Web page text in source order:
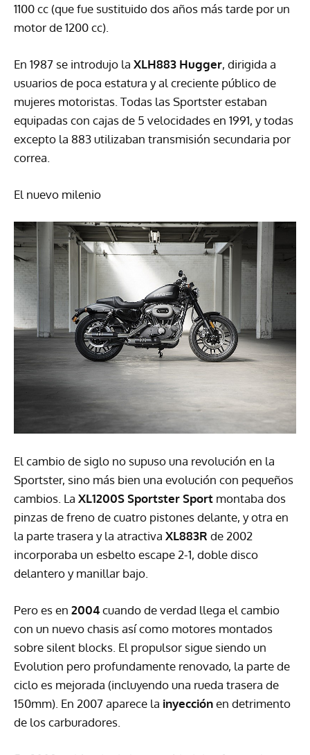
1100 cc (que fue sustituido dos años más tarde por un
motor de 1200 cc).
En 1987 se introdujo la XLH883 Hugger, dirigida a
usuarios de poca estatura y al creciente público de
mujeres motoristas. Todas las Sportster estaban
equipadas con cajas de 5 velocidades en 1991, y todas
excepto la 883 utilizaban transmisión secundaria por
correa.
El nuevo milenio
El cambio de siglo no supuso una revolución en la
Sportster, sino más bien una evolución con pequeños
cambios. La XL1200S Sportster Sport montaba dos
pinzas de freno de cuatro pistones delante, y otra en
la parte trasera y la atractiva XL883R de 2002
incorporaba un esbelto escape 2-1, doble disco
delantero y manillar bajo.
Pero es en 2004cuando de verdad llega el cambio
con un nuevo chasis así como motores montados
sobre silent blocks. El propulsor sigue siendo un
Evolution pero profundamente renovado, la parte de
ciclo es mejorada (incluyendo una rueda trasera de
150mm). En 2007 aparece la inyecciónen detrimento
de los carburadores.